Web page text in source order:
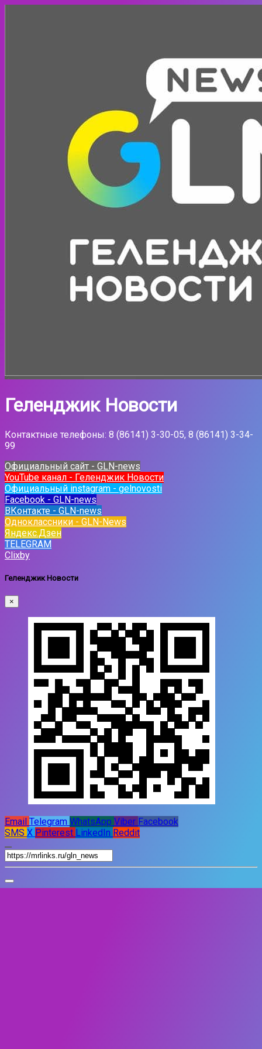
Геленджик Новости
Контактные телефоны: 8 (86141) 3-30-05, 8 (86141) 3-34-
99
Официальный сайт - GLN-news
YouTube канал - Геленджик Новости
Официальный instagram - gelnovosti
Facebook - GLN-news
ВКонтакте - GLN-news
Одноклассники - GLN-News
Яндекс.Дзен
TELEGRAM
Clixby
Геленджик Новости
×
Email Telegram WhatsApp Viber Facebook
SMS X Pinterest LinkedIn Reddit